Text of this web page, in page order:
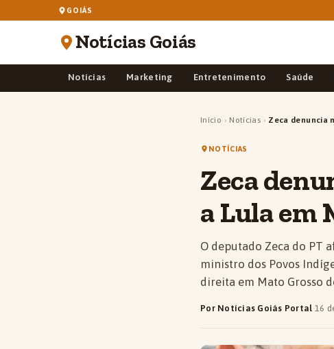
GOIÁS
Notícias Goiás
Notícias Marketing Entretenimento Saúde
Início › Notícias › Zeca denuncia
NOTÍCIAS
Zeca
a Lula em
O deputado Zeca do PT
ministro dos Povos
direita em Mato Grosso
Por Notícias Goiás Portal·16